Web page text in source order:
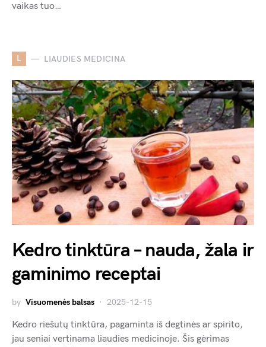
vaikas tuo…
L LIAUDIES MEDICINA
Kedro tinktūra – nauda, žala ir
gaminimo receptai
by Visuomenės balsas 2025-12-15
Kedro riešutų tinktūra, pagaminta iš degtinės ar spirito,
jau seniai vertinama liaudies medicinoje. Šis gėrimas